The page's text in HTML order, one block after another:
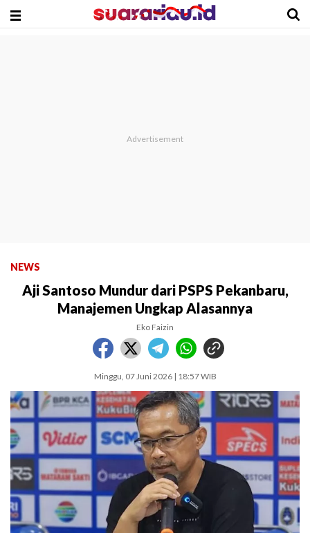
NEWS
Aji Santoso Mundur dari PSPS Pekanbaru,
Manajemen Ungkap Alasannya
Eko Faizin
Minggu, 07 Juni 2026 | 18:57 WIB